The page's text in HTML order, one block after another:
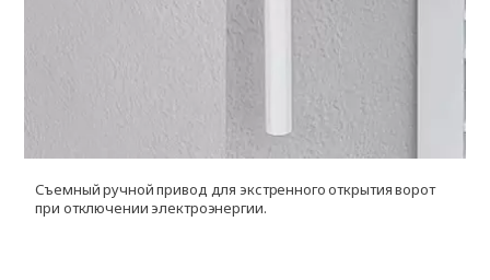
Съемный ручной привод для экстренного открытия ворот
при отключении электроэнергии.